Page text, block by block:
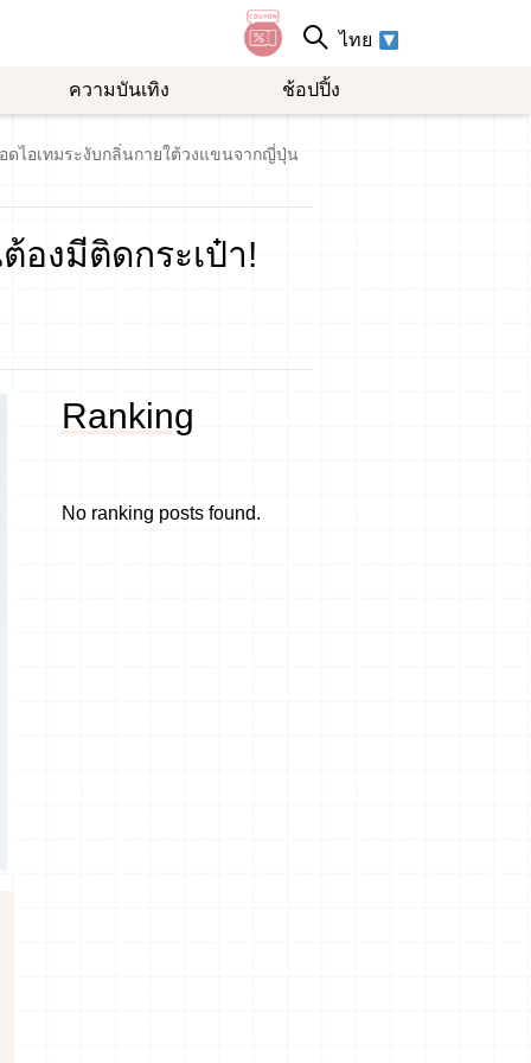
ไทย
ความบันเทิง ช้อปปิ้ง
ดไอเทมระงับกลิ่นกายใต้วงแขนจากญี่ปุ่น
งมีติดกระเป๋า!
Ranking
No ranking posts found.